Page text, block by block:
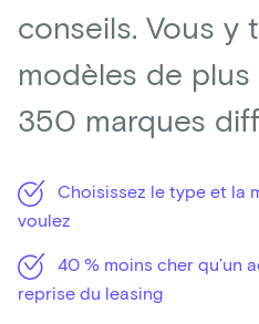
conseils. Vous y
modèles de plus
350 marques
Choisissez le type et la
voulez
40 % moins cher qu’un
reprise du leasing